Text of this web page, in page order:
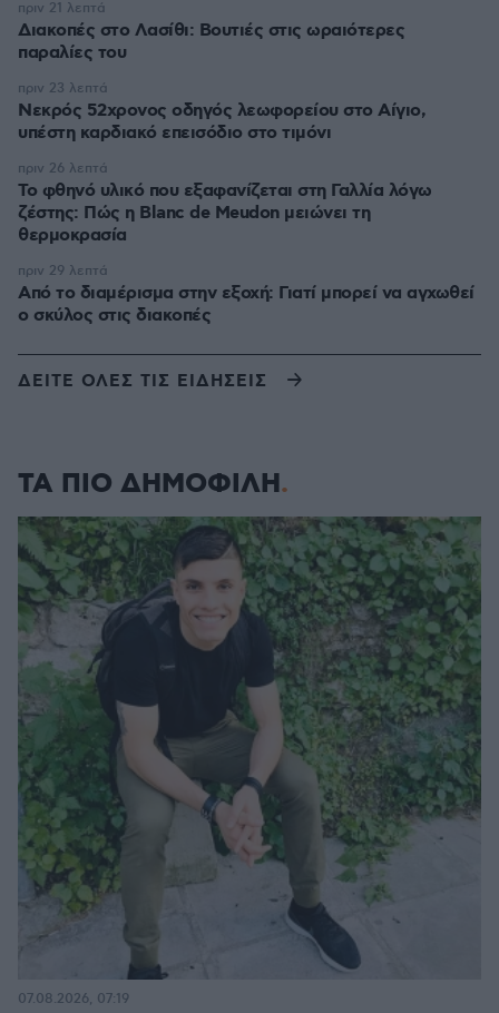
Διακοπές στο Λασίθι: Βουτιές στις ωραιότερες
παραλίες του
πριν 21 λεπτά
Νεκρός 52χρονος οδηγός λεωφορείου στο Αίγιο,
υπέστη καρδιακό επεισόδιο στο τιμόνι
πριν 23 λεπτά
Το φθηνό υλικό που εξαφανίζεται στη Γαλλία λόγω
ζέστης: Πώς η Blanc de Meudon μειώνει τη
θερμοκρασία
πριν 26 λεπτά
Από το διαμέρισμα στην εξοχή: Γιατί μπορεί να αγχωθεί
ο σκύλος στις διακοπές
πριν 29 λεπτά
ΔΕΙΤΕ ΟΛΕΣ ΤΙΣ ΕΙΔΗΣΕΙΣ
ΤΑ ΠΙΟ ΔΗΜΟΦΙΛΗ
07.08.2026, 07:19